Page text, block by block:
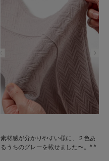
素材感が分かりやすい様に、２色あ
るうちのグレーを載せました〜。^ ^